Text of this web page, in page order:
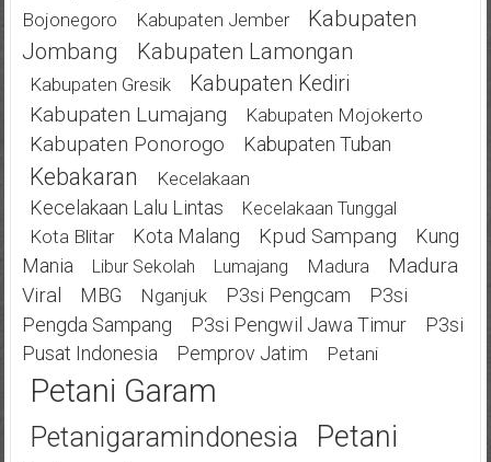
Bojonegoro
Kabupaten Jember
Kabupaten
Jombang
Kabupaten Lamongan
Kabupaten Gresik
Kabupaten Kediri
Kabupaten Lumajang
Kabupaten Mojokerto
Kabupaten Ponorogo Kabupaten Tuban
Kebakaran Kecelakaan
Kecelakaan Lalu Lintas Kecelakaan Tunggal
Kota Blitar Kota Malang Kpud Sampang
Kung
Mania
Libur Sekolah Lumajang Madura
Madura
Viral
MBG Nganjuk P3si Pengcam
P3si
Pengda Sampang
P3si Pengwil Jawa Timur
P3si
Pusat Indonesia
Pemprov Jatim Petani
Petani Garam
Petanigaramindonesia
Petani